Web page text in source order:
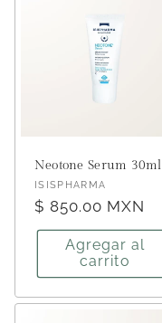
Neotone Serum 30ml
Proveedor:
ISISPHARMA
Precio
habitual
$ 850.00 MXN
Agregar al
carrito